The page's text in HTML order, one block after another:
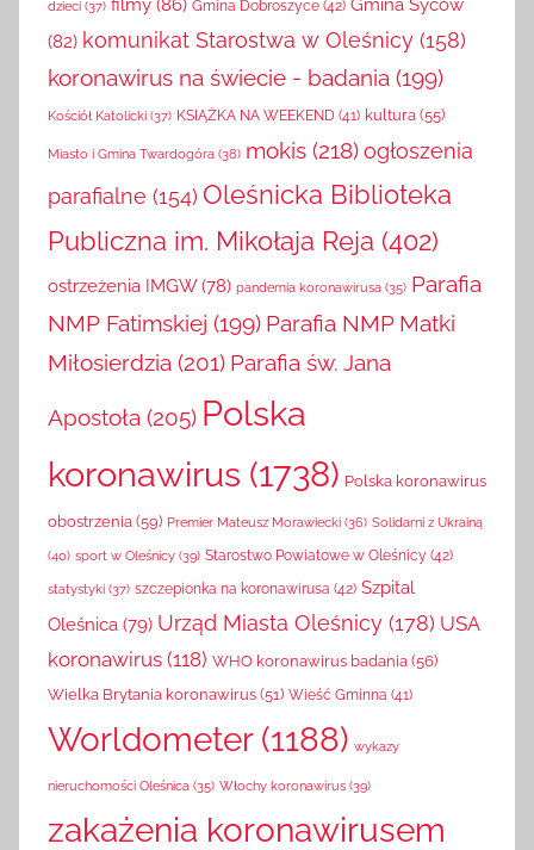
dzieci (37) filmy (86) Gmina Dobroszyce (42) Gmina Syców
(82) komunikat Starostwa w Oleśnicy (158)
koronawirus na świecie - badania (199)
Kościół Katolicki (37) KSIĄŻKA NA WEEKEND (41) kultura (55)
Miasto i Gmina Twardogóra (38) mokis (218)ogłoszenia
parafialne (154) Oleśnicka Biblioteka
Publiczna im. Mikołaja Reja (402)
ostrzeżenia IMGW (78) pandemia koronawirusa (35) Parafia
NMP Fatimskiej (199) Parafia NMP Matki
Miłosierdzia (201) Parafia św. Jana
Apostoła (205) Polska
koronawirus (1738) Polska koronawirus
obostrzenia(59) Premier Mateusz Morawiecki (36) Solidarni z Ukrainą
(40) sport w Oleśnicy (39) Starostwo Powiatowe w Oleśnicy (42)
statystyki (37) szczepionka na koronawirusa (42) Szpital
Oleśnica (79) Urząd Miasta Oleśnicy (178) USA
koronawirus (118) WHO koronawirus badania (56)
Wielka Brytania koronawirus (51) Wieść Gminna (41)
Worldometer(1188) wykazy
nieruchomości Oleśnica (35) Włochy koronawirus (39)
zakażenia koronawirusem